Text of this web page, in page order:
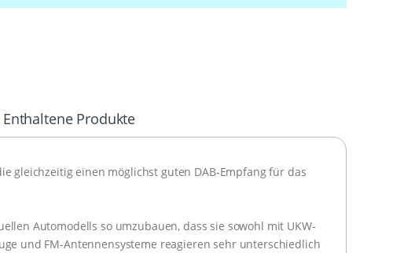
Enthaltene Produkte
gleichzeitig einen möglichst guten DAB-Empfang für das
Automodells so umzubauen, dass sie sowohl mit UKW-
und FM-Antennensysteme reagieren sehr unterschiedlich